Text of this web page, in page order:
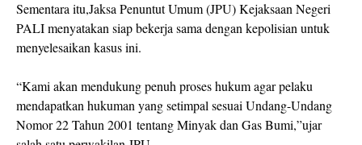
Sementara itu,Jaksa Penuntut Umum (JPU) Kejaksaan Negeri
PALI menyatakan siap bekerja sama dengan kepolisian untuk
menyelesaikan kasus ini.
“Kami akan mendukung penuh proses hukum agar pelaku
mendapatkan hukuman yang setimpal sesuai Undang-Undang
Nomor 22 Tahun 2001 tentang Minyak dan Gas Bumi,”ujar